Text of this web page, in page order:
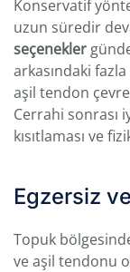
Konservatif
uzun süredir
seçenekler
arkasındaki
aşil tendon
Cerrahi sonrası
kısıtlaması ve
Egzersiz
Topuk
ve aşil tendonu